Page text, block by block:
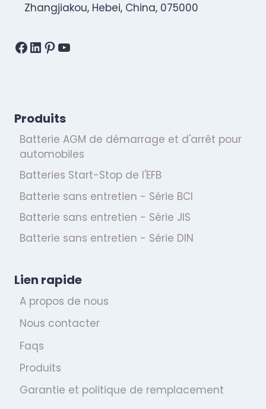
Zhangjiakou, Hebei, China, 075000
Facebook
LinkedIn
Pinterest
YouTube
Produits
Batterie AGM de démarrage et d'arrêt pour
automobiles
Batteries Start-Stop de l'EFB
Batterie sans entretien - Série BCI
Batterie sans entretien - Série JIS
Batterie sans entretien - Série DIN
Lien rapide
A propos de nous
Nous contacter
Faqs
Produits
Garantie et politique de remplacement